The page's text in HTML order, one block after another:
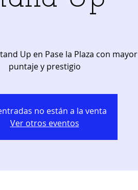
Up en Pase la Plaza con mayor
puntaje y prestigio
no están a la venta
Ver otros eventos